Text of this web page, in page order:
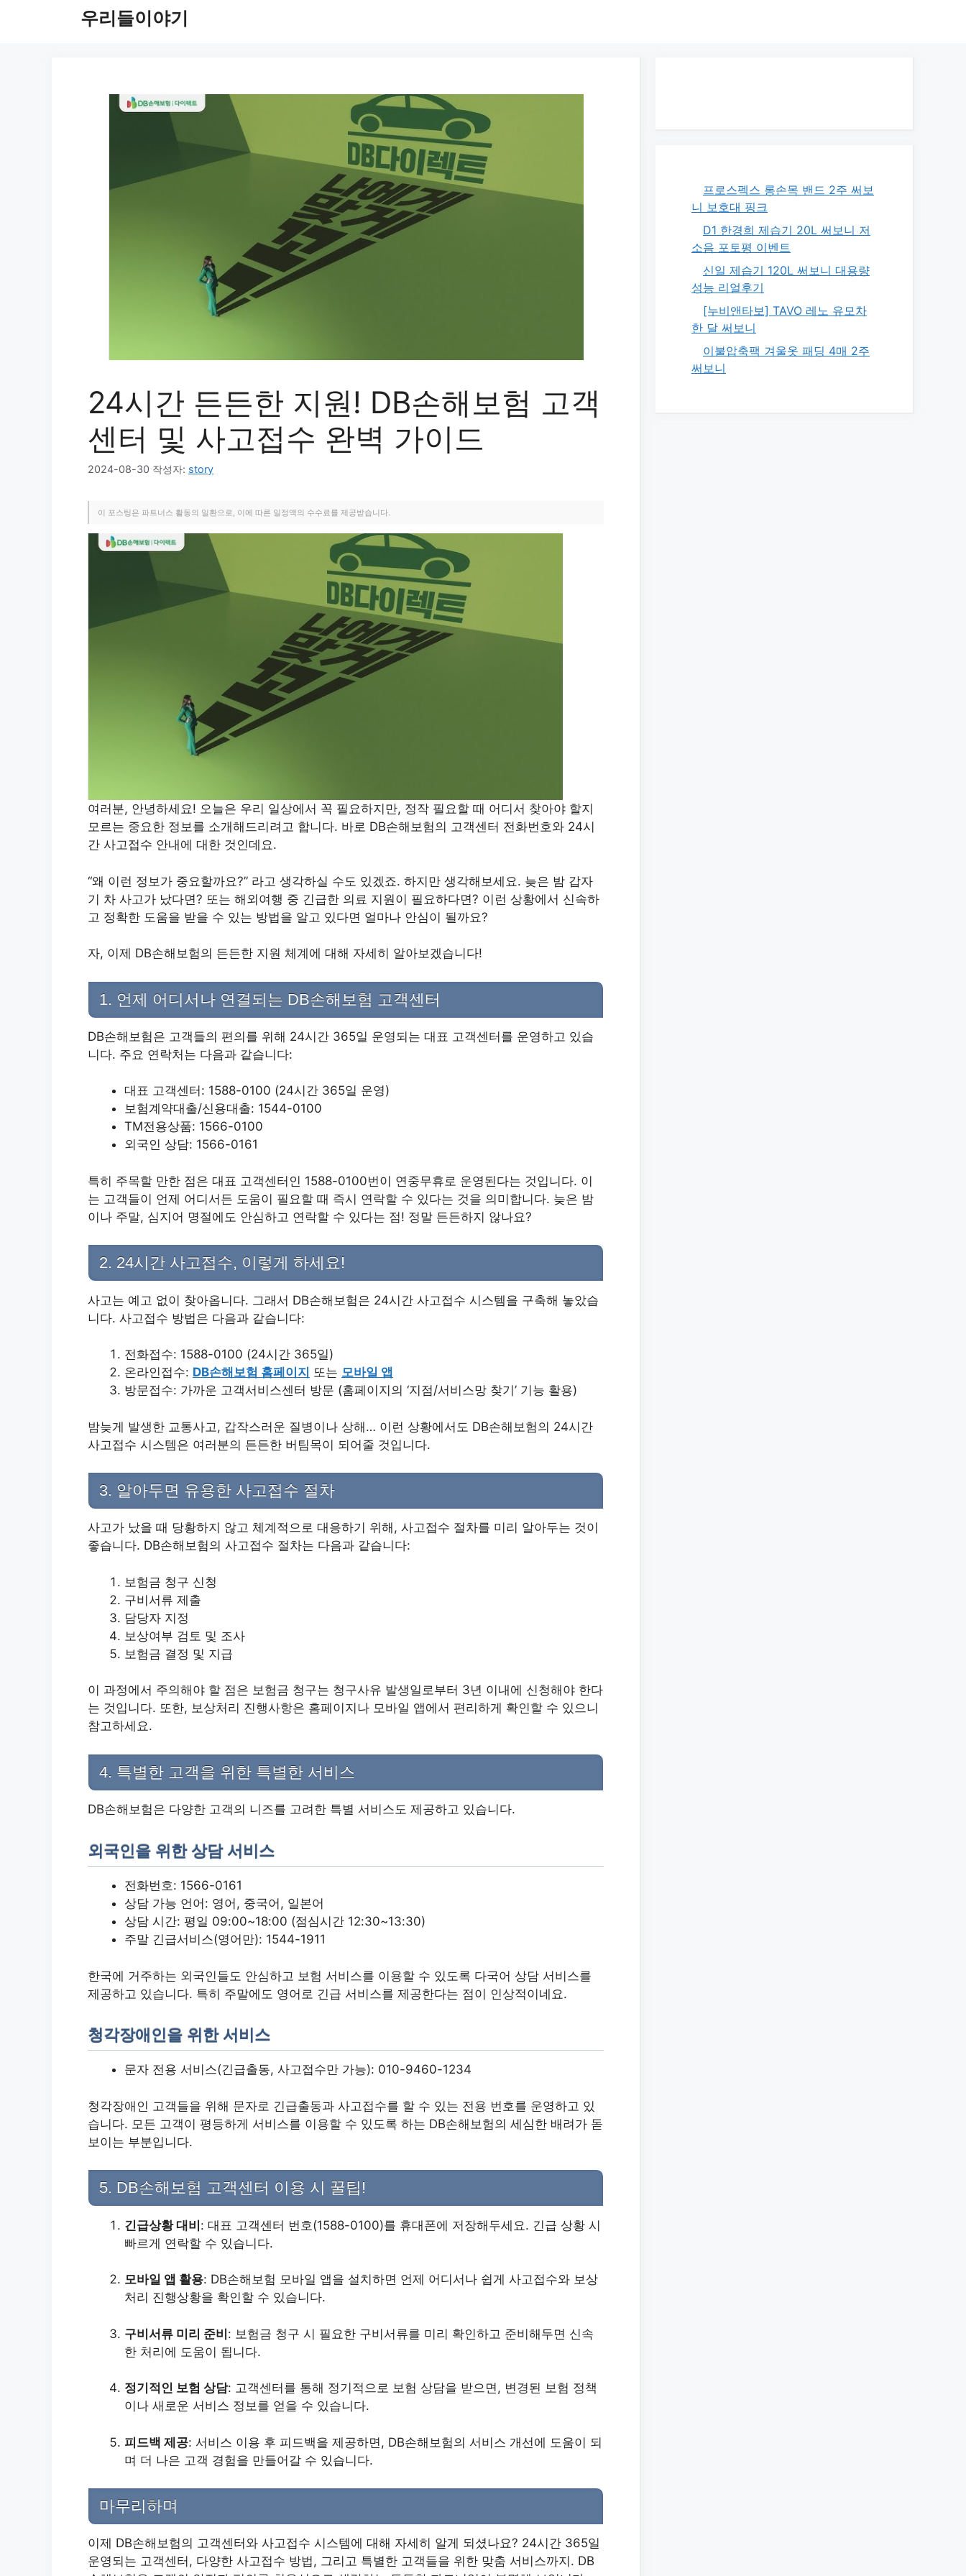
우리들이야기
24시간 든든한 지원! DB손해보험 고객
센터 및 사고접수 완벽 가이드
2024-08-30 작성자: story
이 포스팅은 파트너스 활동의 일환으로, 이에 따른 일정액의 수수료를 제공받습니다.
여러분, 안녕하세요! 오늘은 우리 일상에서 꼭 필요하지만, 정작 필요할 때 어디서 찾아야 할지
모르는 중요한 정보를 소개해드리려고 합니다. 바로 DB손해보험의 고객센터 전화번호와 24시
간 사고접수 안내에 대한 것인데요.
“왜 이런 정보가 중요할까요?” 라고 생각하실 수도 있겠죠. 하지만 생각해보세요. 늦은 밤 갑자
기 차 사고가 났다면? 또는 해외여행 중 긴급한 의료 지원이 필요하다면? 이런 상황에서 신속하
고 정확한 도움을 받을 수 있는 방법을 알고 있다면 얼마나 안심이 될까요?
자, 이제 DB손해보험의 든든한 지원 체계에 대해 자세히 알아보겠습니다!
1. 언제 어디서나 연결되는 DB손해보험 고객센터
DB손해보험은 고객들의 편의를 위해 24시간 365일 운영되는 대표 고객센터를 운영하고 있습
니다. 주요 연락처는 다음과 같습니다:
대표 고객센터: 1588-0100 (24시간 365일 운영)
보험계약대출/신용대출: 1544-0100
TM전용상품: 1566-0100
외국인 상담: 1566-0161
특히 주목할 만한 점은 대표 고객센터인 1588-0100번이 연중무휴로 운영된다는 것입니다. 이
는 고객들이 언제 어디서든 도움이 필요할 때 즉시 연락할 수 있다는 것을 의미합니다. 늦은 밤
이나 주말, 심지어 명절에도 안심하고 연락할 수 있다는 점! 정말 든든하지 않나요?
2. 24시간 사고접수, 이렇게 하세요!
사고는 예고 없이 찾아옵니다. 그래서 DB손해보험은 24시간 사고접수 시스템을 구축해 놓았습
니다. 사고접수 방법은 다음과 같습니다:
전화접수: 1588-0100 (24시간 365일)
온라인접수: DB손해보험 홈페이지 또는 모바일 앱
방문접수: 가까운 고객서비스센터 방문 (홈페이지의 ‘지점/서비스망 찾기’ 기능 활용)
밤늦게 발생한 교통사고, 갑작스러운 질병이나 상해… 이런 상황에서도 DB손해보험의 24시간
사고접수 시스템은 여러분의 든든한 버팀목이 되어줄 것입니다.
3. 알아두면 유용한 사고접수 절차
사고가 났을 때 당황하지 않고 체계적으로 대응하기 위해, 사고접수 절차를 미리 알아두는 것이
좋습니다. DB손해보험의 사고접수 절차는 다음과 같습니다:
보험금 청구 신청
구비서류 제출
담당자 지정
보상여부 검토 및 조사
보험금 결정 및 지급
이 과정에서 주의해야 할 점은 보험금 청구는 청구사유 발생일로부터 3년 이내에 신청해야 한다
는 것입니다. 또한, 보상처리 진행사항은 홈페이지나 모바일 앱에서 편리하게 확인할 수 있으니
참고하세요.
4. 특별한 고객을 위한 특별한 서비스
DB손해보험은 다양한 고객의 니즈를 고려한 특별 서비스도 제공하고 있습니다.
외국인을 위한 상담 서비스
전화번호: 1566-0161
상담 가능 언어: 영어, 중국어, 일본어
상담 시간: 평일 09:00~18:00 (점심시간 12:30~13:30)
주말 긴급서비스(영어만): 1544-1911
한국에 거주하는 외국인들도 안심하고 보험 서비스를 이용할 수 있도록 다국어 상담 서비스를
제공하고 있습니다. 특히 주말에도 영어로 긴급 서비스를 제공한다는 점이 인상적이네요.
청각장애인을 위한 서비스
문자 전용 서비스(긴급출동, 사고접수만 가능): 010-9460-1234
청각장애인 고객들을 위해 문자로 긴급출동과 사고접수를 할 수 있는 전용 번호를 운영하고 있
습니다. 모든 고객이 평등하게 서비스를 이용할 수 있도록 하는 DB손해보험의 세심한 배려가 돋
보이는 부분입니다.
5. DB손해보험 고객센터 이용 시 꿀팁!
긴급상황 대비: 대표 고객센터 번호(1588-0100)를 휴대폰에 저장해두세요. 긴급 상황 시
빠르게 연락할 수 있습니다.
모바일 앱 활용: DB손해보험 모바일 앱을 설치하면 언제 어디서나 쉽게 사고접수와 보상
처리 진행상황을 확인할 수 있습니다.
구비서류 미리 준비: 보험금 청구 시 필요한 구비서류를 미리 확인하고 준비해두면 신속
한 처리에 도움이 됩니다.
정기적인 보험 상담: 고객센터를 통해 정기적으로 보험 상담을 받으면, 변경된 보험 정책
이나 새로운 서비스 정보를 얻을 수 있습니다.
피드백 제공: 서비스 이용 후 피드백을 제공하면, DB손해보험의 서비스 개선에 도움이 되
며 더 나은 고객 경험을 만들어갈 수 있습니다.
마무리하며
이제 DB손해보험의 고객센터와 사고접수 시스템에 대해 자세히 알게 되셨나요? 24시간 365일
운영되는 고객센터, 다양한 사고접수 방법, 그리고 특별한 고객들을 위한 맞춤 서비스까지. DB
프로스펙스 롱손목 밴드 2주 써보
니 보호대 핑크
D1 한경희 제습기 20L 써보니 저
소음 포토평 이벤트
신일 제습기 120L 써보니 대용량
성능 리얼후기
[누비앤타보] TAVO 레노 유모차
한 달 써보니
이불압축팩 겨울옷 패딩 4매 2주
써보니